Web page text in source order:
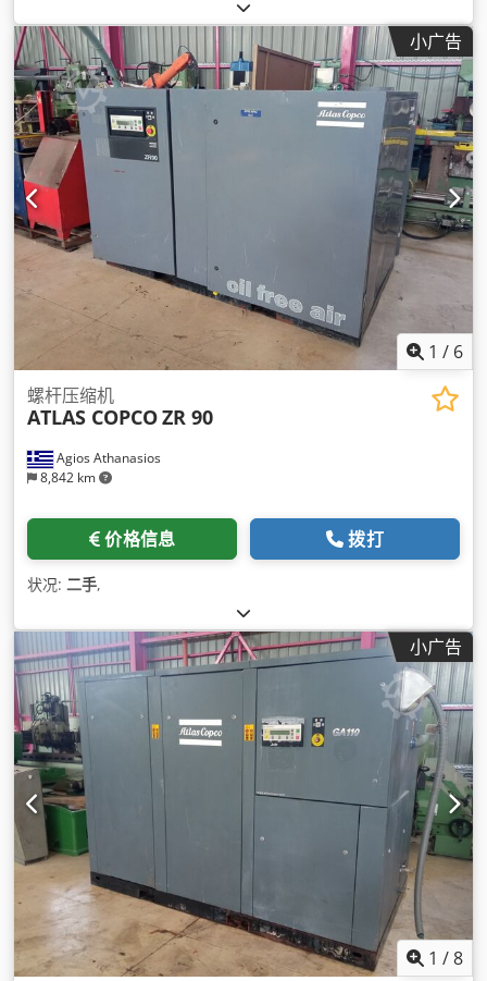
小广告
1 / 6
Agios Athanasios
8,842 km
螺杆压缩机
ATLAS COPCOZR 90
价格信息 拨打
状况: 二手,
小广告
1 /8